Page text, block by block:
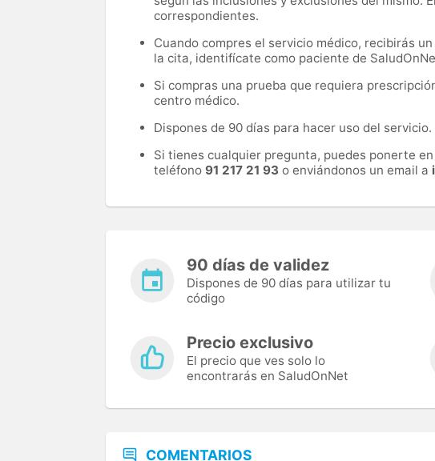
correspondientes.
Cuando compres el servicio médico, recibirás
la cita, identifícate como paciente de
Si compras una prueba que requiera
centro médico.
Dispones de 90 días para hacer uso del servicio.
Si tienes cualquier pregunta, puedes ponerte
teléfono 91 217 21 93 o enviándonos un email a
90 días de validez
Dispones de 90 días para utilizar tu
código
Precio exclusivo
El precio que ves solo lo
encontrarás en SaludOnNet
COMENTARIOS